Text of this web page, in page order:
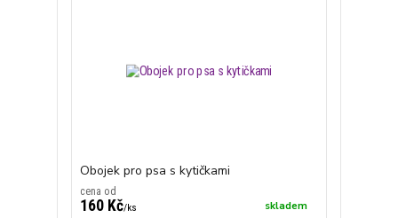
Obojek pro psa s kytičkami
cena od
160 Kč/ks skladem